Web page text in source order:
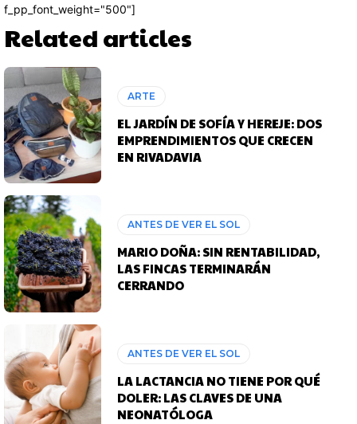
f_pp_font_weight="500"]
Related articles
ARTE
EL JARDÍN DE SOFÍA Y HEREJE: DOS
EMPRENDIMIENTOS QUE CRECEN
EN RIVADAVIA
ANTES DE VER EL SOL
MARIO DOÑA: SIN RENTABILIDAD,
LAS FINCAS TERMINARÁN
CERRANDO
ANTES DE VER EL SOL
LA LACTANCIA NO TIENE POR QUÉ
DOLER: LAS CLAVES DE UNA
NEONATÓLOGA